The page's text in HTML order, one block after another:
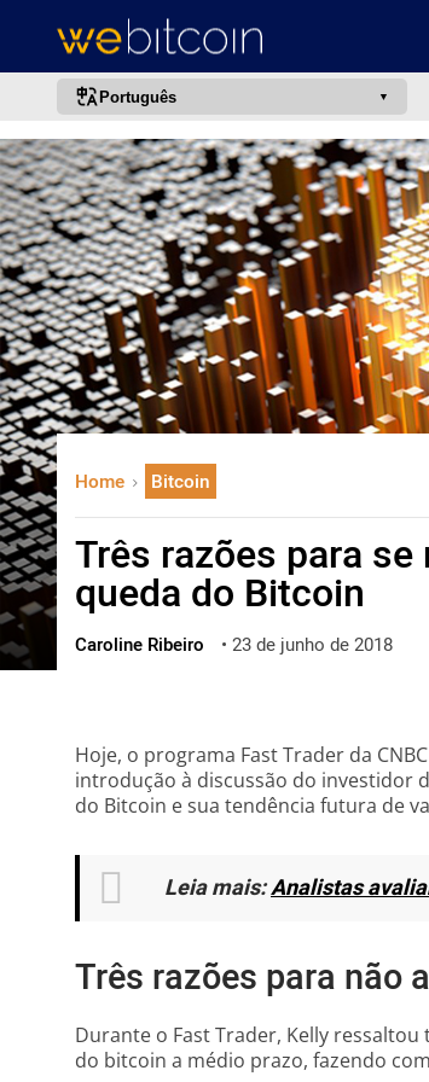
Português
português (BR)
english
español
français
italiano
deutsch
日本語
中文
한국어
العربية
ไทย
ქართული
Home Bitcoin
Três razões para
queda do Bitcoin
Caroline Ribeiro • 23 de junho de 2018
Hoje, o programa Fast Trader da
introdução à discussão do investidor
do Bitcoin e sua tendência futura de
Leia mais:Analistas
Três razões para não
Durante o Fast Trader, Kelly
do bitcoin a médio prazo, fazendo